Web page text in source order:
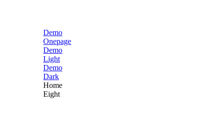
Demo
Onepage
Demo
Light
Demo
Dark
Home
Eight